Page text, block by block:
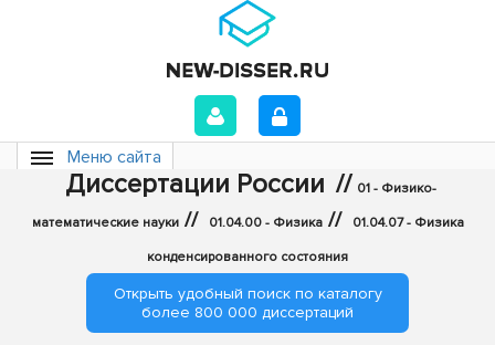
Меню сайта
Диссертации России // 01 - Физико-
математические науки // 01.04.00 - Физика // 01.04.07 - Физика
конденсированного состояния
Открыть удобный поиск по каталогу
более 800 000 диссертаций